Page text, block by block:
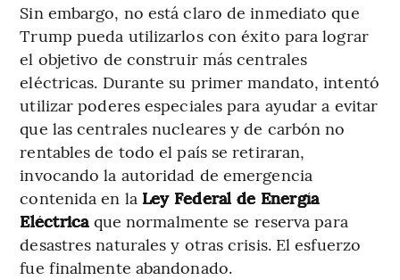
Sin embargo, no está claro de inmediato que
Trump pueda utilizarlos con éxito para lograr
el objetivo de construir más centrales
eléctricas. Durante su primer mandato, intentó
utilizar poderes especiales para ayudar a evitar
que las centrales nucleares y de carbón no
rentables de todo el país se retiraran,
invocando la autoridad de emergencia
contenida en la Ley Federal de Energía
Eléctricaque normalmente se reserva para
desastres naturales y otras crisis. El esfuerzo
fue finalmente abandonado.